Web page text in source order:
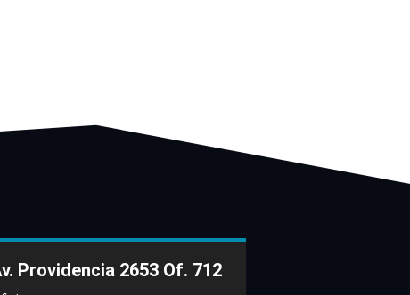
Providencia 2653 Of. 712